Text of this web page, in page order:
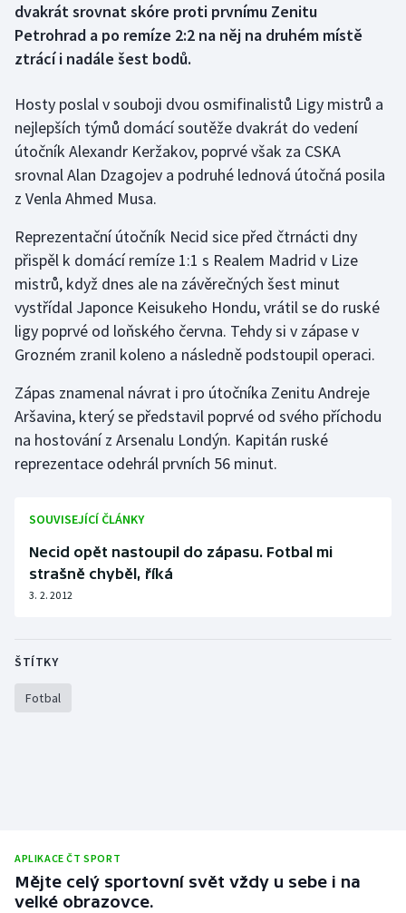
Curling
Dostihy
Florbal
Futsal
Golf
Gymnastika
Házená
Jezdectví
Judo
Krasobruslení
Lezení
Motorsport
Parasport
Rychlostní kanoistika
dvakrát srovnat skóre proti prvnímu Zenitu
Petrohrad a po remíze 2:2 na něj na druhém místě
ztrácí i nadále šest bodů.
Hosty poslal v souboji dvou osmifinalistů Ligy mistrů a
nejlepších týmů domácí soutěže dvakrát do vedení
útočník Alexandr Keržakov, poprvé však za CSKA
srovnal Alan Dzagojev a podruhé lednová útočná posila
z Venla Ahmed Musa.
Reprezentační útočník Necid sice před čtrnácti dny
přispěl k domácí remíze 1:1 s Realem Madrid v Lize
mistrů, když dnes ale na závěrečných šest minut
vystřídal Japonce Keisukeho Hondu, vrátil se do ruské
ligy poprvé od loňského června. Tehdy si v zápase v
Grozném zranil koleno a následně podstoupil operaci.
Zápas znamenal návrat i pro útočníka Zenitu Andreje
Aršavina, který se představil poprvé od svého příchodu
na hostování z Arsenalu Londýn. Kapitán ruské
reprezentace odehrál prvních 56 minut.
SOUVISEJÍCÍ ČLÁNKY
Necid opět nastoupil do zápasu. Fotbal mi
strašně chyběl, říká
3. 2. 2012
ŠTÍTKY
Fotbal
APLIKACE ČT SPORT
Mějte celý sportovní svět vždy u sebe i na
velké obrazovce.